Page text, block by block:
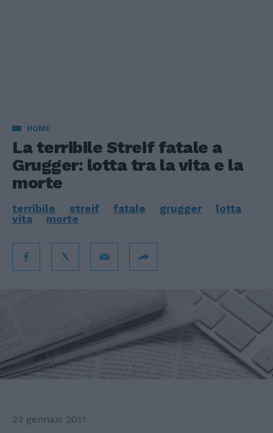
HOME
La terribile Streif fatale a
Grugger: lotta tra la vita e la
morte
terribile streif fatale grugger
lotta
vita
morte
23 gennaio 2011